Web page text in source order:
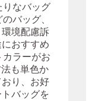
りなバッグ
バッグ、
境配慮訴
おすすめ
カラーがお
も単色か
り、お好
バッグを